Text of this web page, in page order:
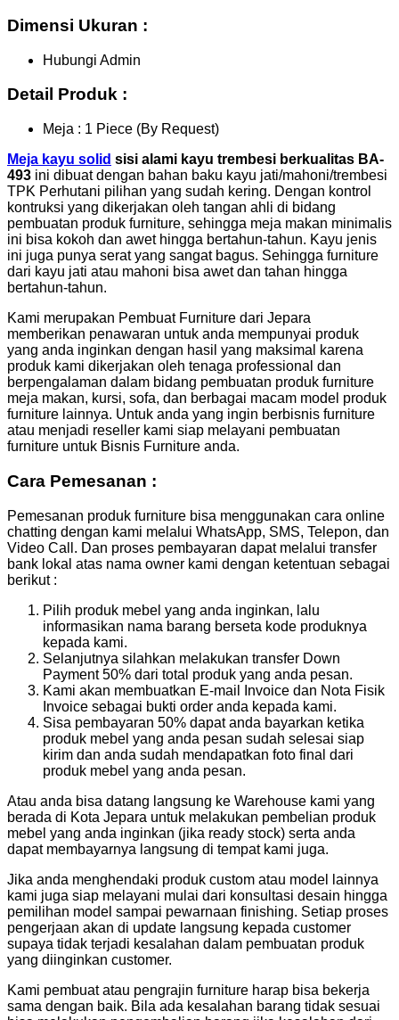
Dimensi Ukuran :
Hubungi Admin
Detail Produk :
Meja : 1 Piece (By Request)
Meja kayu solid sisi alami kayu trembesi berkualitas BA-
493 ini dibuat dengan bahan baku kayu jati/mahoni/trembesi
TPK Perhutani pilihan yang sudah kering. Dengan kontrol
kontruksi yang dikerjakan oleh tangan ahli di bidang
pembuatan produk furniture, sehingga meja makan minimalis
ini bisa kokoh dan awet hingga bertahun-tahun. Kayu jenis
ini juga punya serat yang sangat bagus. Sehingga furniture
dari kayu jati atau mahoni bisa awet dan tahan hingga
bertahun-tahun.
Kami merupakan Pembuat Furniture dari Jepara
memberikan penawaran untuk anda mempunyai produk
yang anda inginkan dengan hasil yang maksimal karena
produk kami dikerjakan oleh tenaga professional dan
berpengalaman dalam bidang pembuatan produk furniture
meja makan, kursi, sofa, dan berbagai macam model produk
furniture lainnya. Untuk anda yang ingin berbisnis furniture
atau menjadi reseller kami siap melayani pembuatan
furniture untuk Bisnis Furniture anda.
Cara Pemesanan :
Pemesanan produk furniture bisa menggunakan cara online
chatting dengan kami melalui WhatsApp, SMS, Telepon, dan
Video Call. Dan proses pembayaran dapat melalui transfer
bank lokal atas nama owner kami dengan ketentuan sebagai
berikut :
Pilih produk mebel yang anda inginkan, lalu
informasikan nama barang berseta kode produknya
kepada kami.
Selanjutnya silahkan melakukan transfer Down
Payment 50% dari total produk yang anda pesan.
Kami akan membuatkan E-mail Invoice dan Nota Fisik
Invoice sebagai bukti order anda kepada kami.
Sisa pembayaran 50% dapat anda bayarkan ketika
produk mebel yang anda pesan sudah selesai siap
kirim dan anda sudah mendapatkan foto final dari
produk mebel yang anda pesan.
Atau anda bisa datang langsung ke Warehouse kami yang
berada di Kota Jepara untuk melakukan pembelian produk
mebel yang anda inginkan (jika ready stock) serta anda
dapat membayarnya langsung di tempat kami juga.
Jika anda menghendaki produk custom atau model lainnya
kami juga siap melayani mulai dari konsultasi desain hingga
pemilihan model sampai pewarnaan finishing. Setiap proses
pengerjaan akan di update langsung kepada customer
supaya tidak terjadi kesalahan dalam pembuatan produk
yang diinginkan customer.
Kami pembuat atau pengrajin furniture harap bisa bekerja
sama dengan baik. Bila ada kesalahan barang tidak sesuai